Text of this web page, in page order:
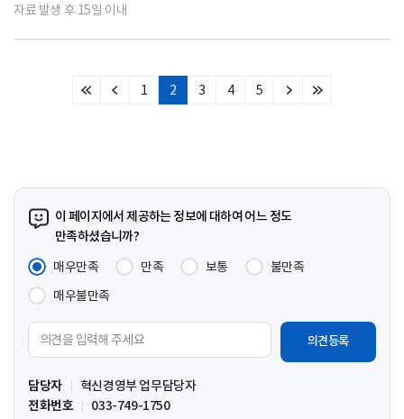
자료 발생 후 15일 이내
처
이
1 2 3 4 5
다
마
이 페이지에서 제공하는 정보에 대하여 어느 정도
만족하셨습니까?
매우만족
만족 보통
불만족
매우불만족
견
입
력
담당자
혁신경영부 업무담당자
전화번호
033-749-1750